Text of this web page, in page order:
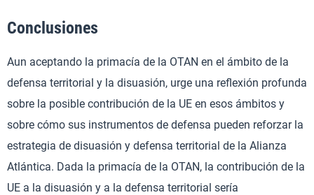
Conclusiones
Aun aceptando la primacía de la OTAN en el ámbito de la
defensa territorial y la disuasión, urge una reflexión profunda
sobre la posible contribución de la UE en esos ámbitos y
sobre cómo sus instrumentos de defensa pueden reforzar la
estrategia de disuasión y defensa territorial de la Alianza
Atlántica. Dada la primacía de la OTAN, la contribución de la
UE a la disuasión y a la defensa territorial sería